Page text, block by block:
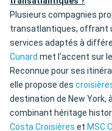
Plusieurs compagnies
transatlantiques, offrant
services adaptés à
Cunard met l'accent sur
Reconnue pour ses
elle propose des
destination de New York,
combinant héritage
Costa Croisières et MSC